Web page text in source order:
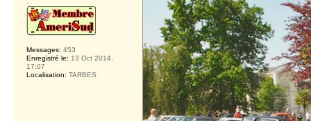
Messages: 453
Enregistré le: 13 Oct 2014,
17:07
Localisation: TARBES